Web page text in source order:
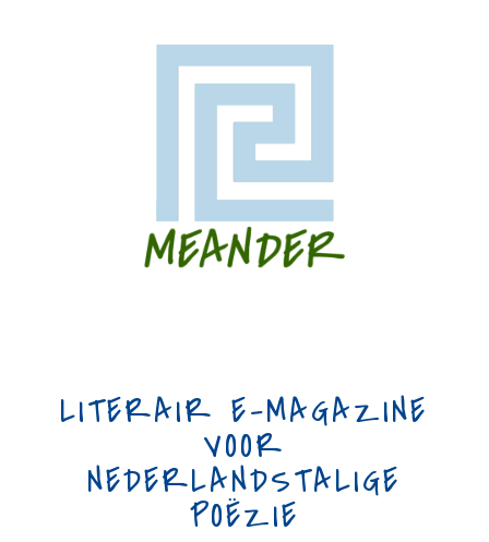
LITERAIR E-MAGAZINE
VOOR
NEDERLANDSTALIGE
POËZIE